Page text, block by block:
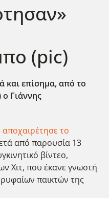
(pic)
και επίσημα, από το
Γιάννης
αποχαιρέτησε το
από παρουσία 13
βίντεο,
Χιτ, που έκανε γνωστή
παικτών της